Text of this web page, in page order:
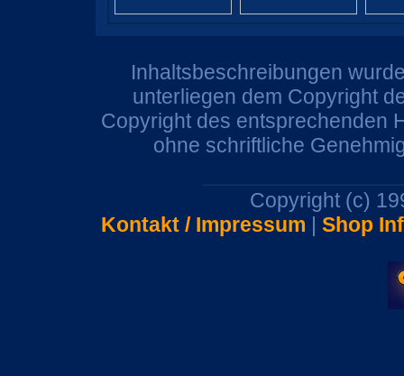
Inhaltsbeschreibungen
unterliegen dem Copyright
Copyright des entsprechenden
ohne schriftliche
Copyright (c)
Kontakt / Impressum | Shop